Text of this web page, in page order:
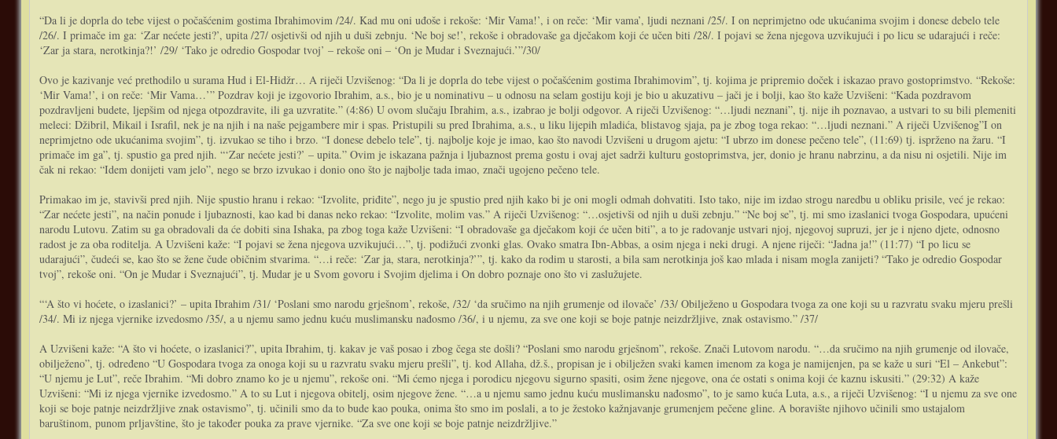
“Da li je doprla do tebe vijest o počašćenim gostima Ibrahimovim /24/. Kad mu oni uđoše i rekoše: ‘Mir Vama!’, i on reče: ‘Mir vama’, ljudi neznani /25/. I on neprimjetno ode ukućanima svojim i donese debelo tele
/26/. I primače im ga: ‘Zar nećete jesti?’, upita /27/ osjetivši od njih u duši zebnju. ‘Ne boj se!’, rekoše i obradovaše ga dječakom koji će učen biti /28/. I pojavi se žena njegova uzvikujući i po licu se udarajući i reče:
‘Zar ja stara, nerotkinja?!’ /29/ ‘Tako je odredio Gospodar tvoj’ – rekoše oni – ‘On je Mudar i Sveznajući.’”/30/
Ovo je kazivanje već prethodilo u surama Hud i El-Hidžr… A riječi Uzvišenog: “Da li je doprla do tebe vijest o počašćenim gostima Ibrahimovim”, tj. kojima je pripremio doček i iskazao pravo gostoprimstvo. “Rekoše:
‘Mir Vama!’, i on reče: ‘Mir Vama…’” Pozdrav koji je izgovorio Ibrahim, a.s., bio je u nominativu – u odnosu na selam gostiju koji je bio u akuzativu – jači je i bolji, kao što kaže Uzvišeni: “Kada pozdravom
pozdravljeni budete, ljepšim od njega otpozdravite, ili ga uzvratite.” (4:86) U ovom slučaju Ibrahim, a.s., izabrao je bolji odgovor. A riječi Uzvišenog: “…ljudi neznani”, tj. nije ih poznavao, a ustvari to su bili plemeniti
meleci: Džibril, Mikail i Israfil, nek je na njih i na naše pejgambere mir i spas. Pristupili su pred Ibrahima, a.s., u liku lijepih mladića, blistavog sjaja, pa je zbog toga rekao: “…ljudi neznani.” A riječi Uzvišenog”I on
neprimjetno ode ukućanima svojim”, tj. izvukao se tiho i brzo. “I donese debelo tele”, tj. najbolje koje je imao, kao što navodi Uzvišeni u drugom ajetu: “I ubrzo im donese pečeno tele”, (11:69) tj. isprženo na žaru. “I
primače im ga”, tj. spustio ga pred njih. “‘Zar nećete jesti?’ – upita.” Ovim je iskazana pažnja i ljubaznost prema gostu i ovaj ajet sadrži kulturu gostoprimstva, jer, donio je hranu nabrzinu, a da nisu ni osjetili. Nije im
čak ni rekao: “Idem donijeti vam jelo”, nego se brzo izvukao i donio ono što je najbolje tada imao, znači ugojeno pečeno tele.
Primakao im je, stavivši pred njih. Nije spustio hranu i rekao: “Izvolite, priđite”, nego ju je spustio pred njih kako bi je oni mogli odmah dohvatiti. Isto tako, nije im izdao strogu naredbu u obliku prisile, već je rekao:
“Zar nećete jesti”, na način ponude i ljubaznosti, kao kad bi danas neko rekao: “Izvolite, molim vas.” A riječi Uzvišenog: “…osjetivši od njih u duši zebnju.” “Ne boj se”, tj. mi smo izaslanici tvoga Gospodara, upućeni
narodu Lutovu. Zatim su ga obradovali da će dobiti sina Ishaka, pa zbog toga kaže Uzvišeni: “I obradovaše ga dječakom koji će učen biti”, a to je radovanje ustvari njoj, njegovoj supruzi, jer je i njeno djete, odnosno
radost je za oba roditelja. A Uzvišeni kaže: “I pojavi se žena njegova uzvikujući…”, tj. podižući zvonki glas. Ovako smatra Ibn-Abbas, a osim njega i neki drugi. A njene riječi: “Jadna ja!” (11:77) “I po licu se
udarajući”, čudeći se, kao što se žene čude običnim stvarima. “…i reče: ‘Zar ja, stara, nerotkinja?’”, tj. kako da rodim u starosti, a bila sam nerotkinja još kao mlada i nisam mogla zanijeti? “Tako je odredio Gospodar
tvoj”, rekoše oni. “On je Mudar i Sveznajući”, tj. Mudar je u Svom govoru i Svojim djelima i On dobro poznaje ono što vi zaslužujete.
“‘A što vi hoćete, o izaslanici?’ – upita Ibrahim /31/ ‘Poslani smo narodu grješnom’, rekoše, /32/ ‘da sručimo na njih grumenje od ilovače’ /33/ Obilježeno u Gospodara tvoga za one koji su u razvratu svaku mjeru prešli
/34/. Mi iz njega vjernike izvedosmo /35/, a u njemu samo jednu kuću muslimansku nađosmo /36/, i u njemu, za sve one koji se boje patnje neizdržljive, znak ostavismo.” /37/
A Uzvišeni kaže: “A što vi hoćete, o izaslanici?”, upita Ibrahim, tj. kakav je vaš posao i zbog čega ste došli? “Poslani smo narodu grješnom”, rekoše. Znači Lutovom narodu. “…da sručimo na njih grumenje od ilovače,
obilježeno”, tj. određeno “U Gospodara tvoga za onoga koji su u razvratu svaku mjeru prešli”, tj. kod Allaha, dž.š., propisan je i obilježen svaki kamen imenom za koga je namijenjen, pa se kaže u suri “El – Ankebut”:
“U njemu je Lut”, reče Ibrahim. “Mi dobro znamo ko je u njemu”, rekoše oni. “Mi ćemo njega i porodicu njegovu sigurno spasiti, osim žene njegove, ona će ostati s onima koji će kaznu iskusiti.” (29:32) A kaže
Uzvišeni: “Mi iz njega vjernike izvedosmo.” A to su Lut i njegova obitelj, osim njegove žene. “…a u njemu samo jednu kuću muslimansku nađosmo”, to je samo kuća Luta, a.s., a riječi Uzvišenog: “I u njemu za sve one
koji se boje patnje neizdržljive znak ostavismo”, tj. učinili smo da to bude kao pouka, onima što smo im poslali, a to je žestoko kažnjavanje grumenjem pečene gline. A boravište njihovo učinili smo ustajalom
baruštinom, punom prljavštine, što je također pouka za prave vjernike. “Za sve one koji se boje patnje neizdržljive.”